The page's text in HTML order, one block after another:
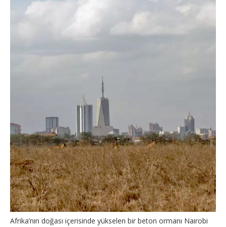
Afrika’nın doğası içerisinde yükselen bir beton ormanı Nairobi